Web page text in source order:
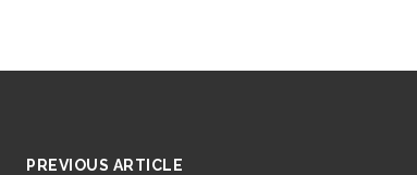
PREVIOUS ARTICLE